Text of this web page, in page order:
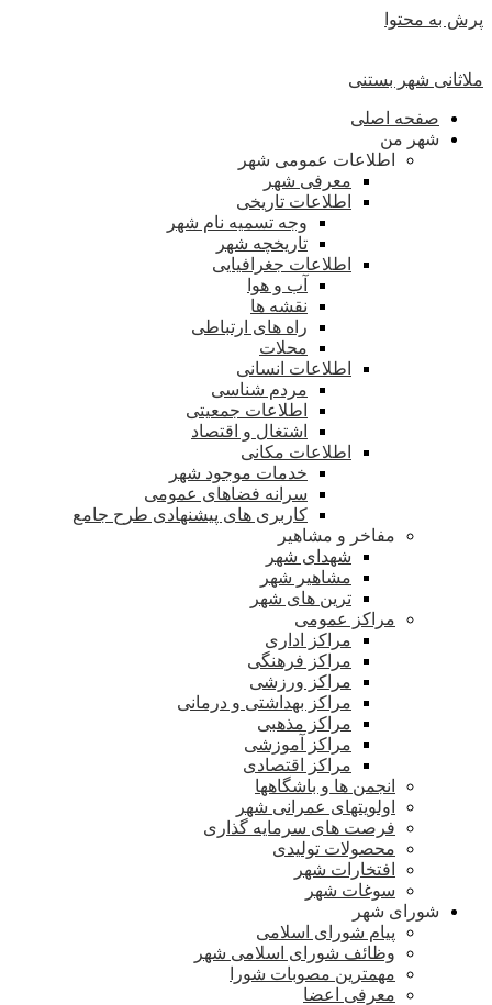
پرش به محتوا
ملاثانی شهر بستنی
صفحه اصلی
شهر من
اطلاعات عمومی شهر
معرفی شهر
اطلاعات تاریخی
وجه تسمیه نام شهر
تاریخچه شهر
اطلاعات جغرافیایی
آب و هوا
نقشه ها
راه های ارتباطی
محلات
اطلاعات انسانی
مردم شناسی
اطلاعات جمعیتی
اشتغال و اقتصاد
اطلاعات مکانی
خدمات موجود شهر
سرانه فضاهای عمومی
کاربری های پیشنهادی طرح جامع
مفاخر و مشاهیر
شهدای شهر
مشاهیر شهر
ترین های شهر
مراکز عمومی
مراکز اداری
مراکز فرهنگی
مراکز ورزشی
مراکز بهداشتی و درمانی
مراکز مذهبی
مراکز آموزشی
مراکز اقتصادی
انجمن ها و باشگاهها
اولویتهای عمرانی شهر
فرصت های سرمایه گذاری
محصولات تولیدی
افتخارات شهر
سوغات شهر
شورای شهر
پیام شورای اسلامی
وظائف شورای اسلامی شهر
مهمترین مصوبات شورا
معرفی اعضا